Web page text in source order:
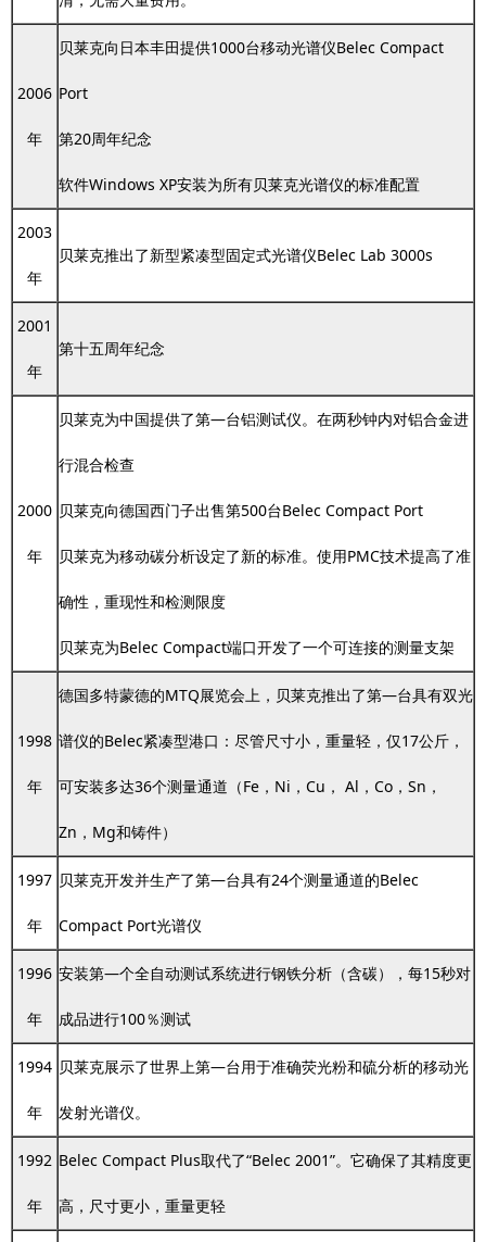
2006
年
贝莱克向日本丰田提供1000台移动光谱仪Belec Compact
Port
第20周年纪念
软件Windows XP安装为所有贝莱克光谱仪的标准配置
2003
年
贝莱克推出了新型紧凑型固定式光谱仪Belec Lab 3000s
2001
年
第十五周年纪念
2000
年
贝莱克为中国提供了第—台铝测试仪。在两秒钟内对铝合金进
行混合检查
贝莱克向德国西门子出售第500台Belec Compact Port
贝莱克为移动碳分析设定了新的标准。使用PMC技术提高了准
确性，重现性和检测限度
贝莱克为Belec Compact端口开发了一个可连接的测量支架
1998
年
德国多特蒙德的MTQ展览会上，贝莱克推出了第—台具有双光
谱仪的Belec紧凑型港口：尽管尺寸小，重量轻，仅17公斤，
可安装多达36个测量通道（Fe，Ni，Cu， Al，Co，Sn，
Zn，Mg和铸件）
1997
年
贝莱克开发并生产了第—台具有24个测量通道的Belec
Compact Port光谱仪
1996
年
安装第—个全自动测试系统进行钢铁分析（含碳），每15秒对
成品进行100％测试
1994
年
贝莱克展示了世界上第—台用于准确荧光粉和硫分析的移动光
发射光谱仪。
1992
年
Belec Compact Plus取代了“Belec 2001”。它确保了其精度更
高，尺寸更小，重量更轻